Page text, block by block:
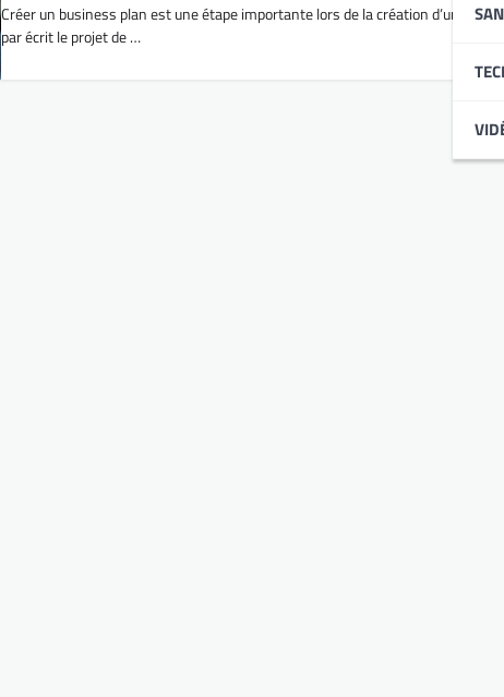
Créer un business plan est une étape importante lors de la création d’une
par écrit le projet de …